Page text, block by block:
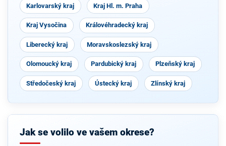
Karlovarský kraj Kraj Hl. m. Praha
Kraj Vysočina Královéhradecký kraj
Liberecký kraj Moravskoslezský kraj
Olomoucký kraj Pardubický kraj Plzeňský kraj
Středočeský kraj Ústecký kraj Zlínský kraj
Jak se volilo ve vašem okrese?